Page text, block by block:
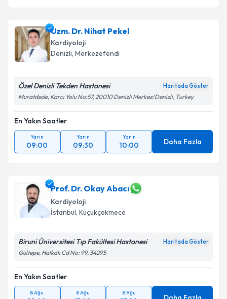
Uzm. Dr. Nihat Pekel
Kardiyoloji
Denizli, Merkezefendi
Özel Denizli Tekden Hastanesi Haritada Göster
Muratdede, Karcı Yolu No:57, 20010 Denizli Merkez/Denizli, Turkey
En Yakın Saatler
Yarın
09:00
Yarın
09:30
Yarın
10:00 Daha Fazla
Prof. Dr. Okay Abacı
Kardiyoloji
İstanbul, Küçükçekmece
Biruni Üniversitesi Tıp Fakültesi Hastanesi Haritada Göster
Gültepe, Halkalı Cd No: 99, 34295
En Yakın Saatler
8 Ağu 8 Ağu 8 Ağu